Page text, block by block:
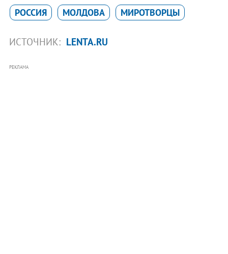
РОССИЯ МОЛДОВА МИРОТВОРЦЫ
ИСТОЧНИК: LENTA.RU
РЕКЛАМА